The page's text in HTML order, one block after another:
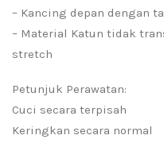
– Kancing depan dengan
– Material Katun tidak
stretch
Petunjuk Perawatan:
Cuci secara terpisah
Keringkan secara normal